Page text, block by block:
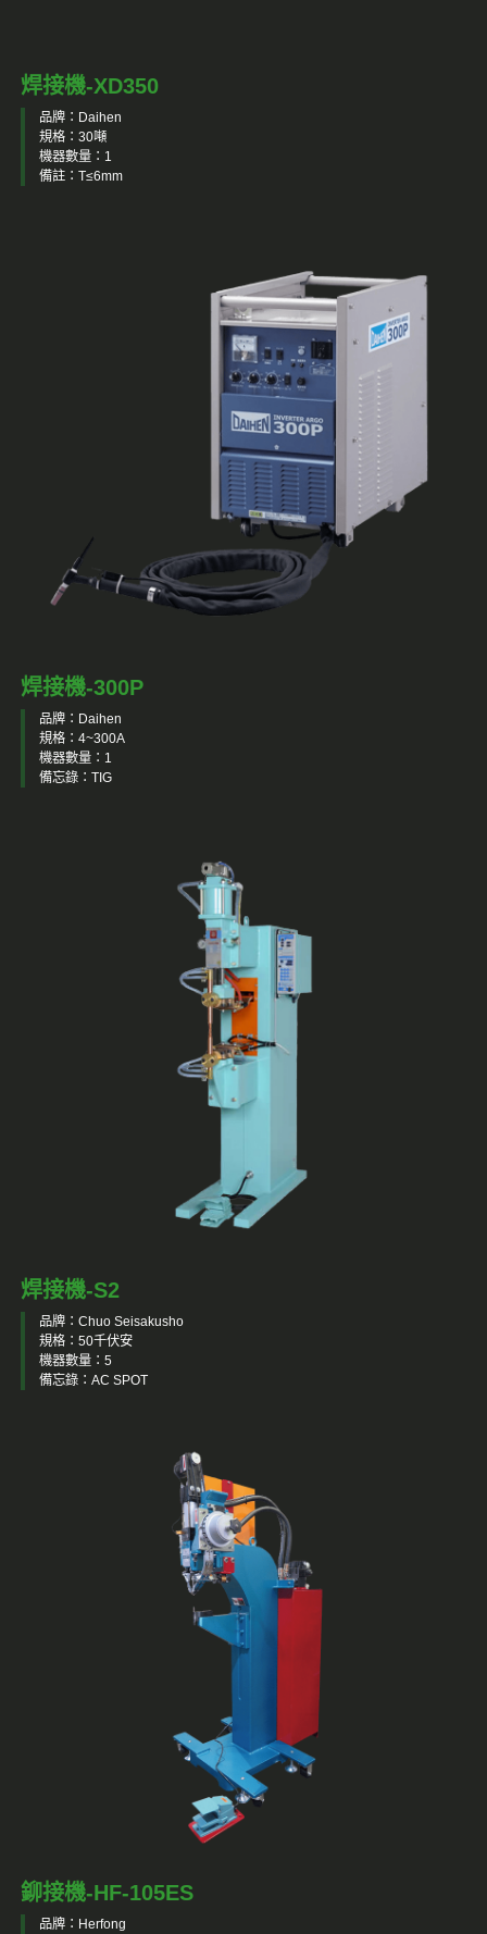
焊接機-XD350
品牌：Daihen
規格：30噸
機器數量：1
備註：T≤6mm
焊接機-300P
品牌：Daihen
規格：4~300A
機器數量：1
備忘錄：TIG
焊接機-S2
品牌：Chuo Seisakusho
規格：50千伏安
機器數量：5
備忘錄：AC SPOT
鉚接機-HF-105ES
品牌：Herfong